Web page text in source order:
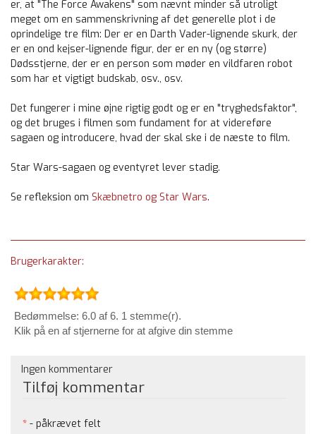
er, at "The Force Awakens" som nævnt minder så utroligt
meget om en sammenskrivning af det generelle plot i de
oprindelige tre film: Der er en Darth Vader-lignende skurk, der
er en ond kejser-lignende figur, der er en ny (og større)
Dødsstjerne, der er en person som møder en vildfaren robot
som har et vigtigt budskab, osv., osv.
Det fungerer i mine øjne rigtig godt og er en "tryghedsfaktor",
og det bruges i filmen som fundament for at videreføre
sagaen og introducere, hvad der skal ske i de næste to film.
Star Wars-sagaen og eventyret lever stadig.
Se refleksion om Skæbnetro og Star Wars.
Brugerkarakter:
Bedømmelse: 6.0 af 6. 1 stemme(r).
Klik på en af stjernerne for at afgive din stemme
Ingen kommentarer
Tilføj kommentar
* - påkrævet felt